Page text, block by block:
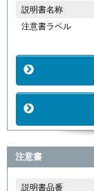
説明書名称
注意書ラベル
注意書
説明書品番